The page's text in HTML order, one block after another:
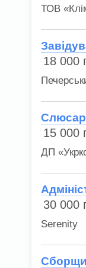
ТОВ
18 000
15 000
ДП
30 000
Serenity